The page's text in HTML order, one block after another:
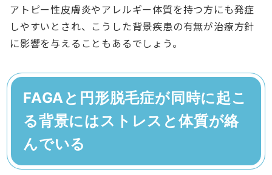
アトピー性皮膚炎やアレルギー体質を持つ方にも発症
しやすいとされ、こうした背景疾患の有無が治療方針
に影響を与えることもあるでしょう。
FAGAと円形脱毛症が同時に起こ
る背景にはストレスと体質が絡
んでいる